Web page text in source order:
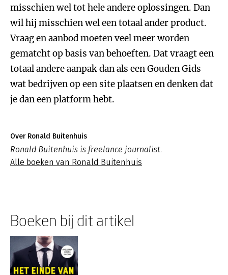
misschien wel tot hele andere oplossingen. Dan
wil hij misschien wel een totaal ander product.
Vraag en aanbod moeten veel meer worden
gematcht op basis van behoeften. Dat vraagt een
totaal andere aanpak dan als een Gouden Gids
wat bedrijven op een site plaatsen en denken dat
je dan een platform hebt.
Over Ronald Buitenhuis
Ronald Buitenhuis is freelance journalist.
Alle boeken van Ronald Buitenhuis
Boeken bij dit artikel